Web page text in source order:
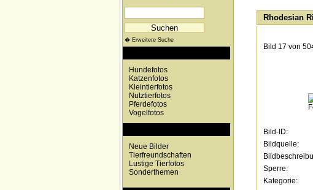
� Erweitere Suche
Hundefotos
Katzenfotos
Kleintierfotos
Nutztierfotos
Pferdefotos
Vogelfotos
Neue Bilder
Tierfreundschaften
Lustige Tierfotos
Sonderthemen
Rhodesian
Bild 17 von
Bild-ID:
Bildquelle:
Sperre:
Kategorie: